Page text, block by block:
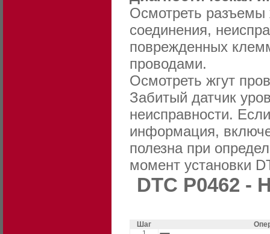
Осмотреть разъемы
соединения,
поврежденных
проводами.
Осмотреть жгут
Забитый датчик
неисправности.
информация,
полезна при
момент установки
DTC P0462 -
Шаг